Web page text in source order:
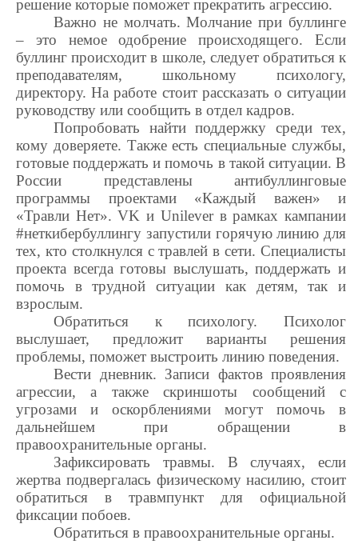
решение которые поможет прекратить агрессию.
Важно не молчать. Молчание при буллинге
– это немое одобрение происходящего. Если
буллинг происходит в школе, следует обратиться к
преподавателям, школьному психологу,
директору. На работе стоит рассказать о ситуации
руководству или сообщить в отдел кадров.
Попробовать найти поддержку среди тех,
кому доверяете. Также есть специальные службы,
готовые поддержать и помочь в такой ситуации. В
России представлены антибуллинговые
программы проектами «Каждый важен» и
«Травли Нет».VK и Unileverв рамках кампании
#неткибербуллингу запустили горячую линию для
тех, кто столкнулся с травлей в сети. Специалисты
проекта всегда готовы выслушать, поддержать и
помочь в трудной ситуации как детям, так и
взрослым.
Обратиться к психологу. Психолог
выслушает, предложит варианты решения
проблемы, поможет выстроить линию поведения.
Вести дневник. Записи фактов проявления
агрессии, а также скриншоты сообщений с
угрозами и оскорблениями могут помочь в
дальнейшем при обращении в
правоохранительные органы.
Зафиксировать травмы. В случаях, если
жертва подвергалась физическому насилию, стоит
обратиться в травмпункт для официальной
фиксации побоев.
Обратиться в правоохранительные органы.